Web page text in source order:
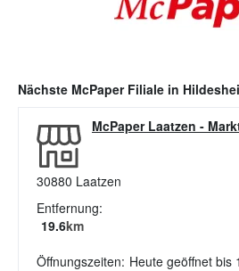
Nächste McPaperFiliale in
McPaper Laatzen -
30880 Laatzen
Entfernung:
19.6km
Öffnungszeiten: Heute geöffnet bis